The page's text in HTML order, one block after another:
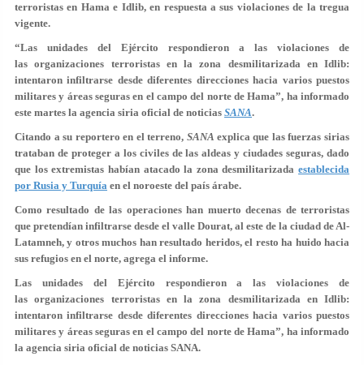
terroristas en Hama e Idlib, en respuesta a sus violaciones de la tregua
vigente.
“Las unidades del Ejército respondieron a las violaciones de
las organizaciones terroristas en la zona desmilitarizada en Idlib:
intentaron infiltrarse desde diferentes direcciones hacia varios puestos
militares y áreas seguras en el campo del norte de Hama”, ha informado
este martes la agencia siria oficial de noticias SANA.
Citando a su reportero en el terreno,SANA explica que las fuerzas sirias
trataban de proteger a los civiles de las aldeas y ciudades seguras, dado
que los extremistas habían atacado la zona desmilitarizada establecida
por Rusia y Turquía en el noroeste del país árabe.
Como resultado de las operaciones han muerto decenas de terroristas
que pretendían infiltrarse desde el valle Dourat, al este de la ciudad de Al-
Latamneh, y otros muchos han resultado heridos, el resto ha huido hacia
sus refugios en el norte, agrega el informe.
Las unidades del Ejército respondieron a las violaciones de
las organizaciones terroristas en la zona desmilitarizada en Idlib:
intentaron infiltrarse desde diferentes direcciones hacia varios puestos
militares y áreas seguras en el campo del norte de Hama”, ha informado
la agencia siria oficial de noticias SANA.